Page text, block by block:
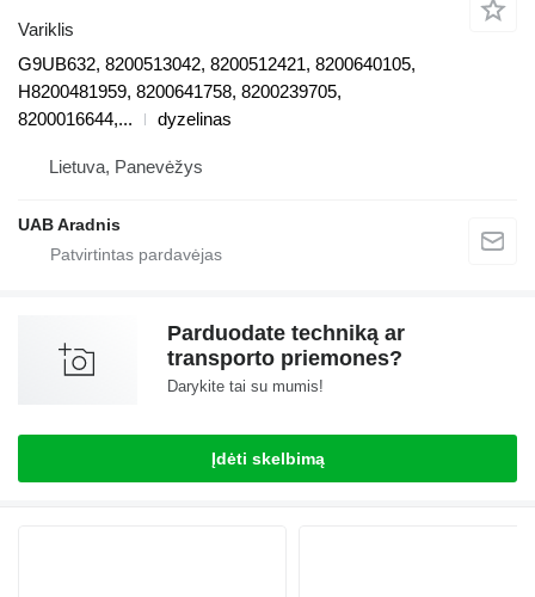
Variklis
G9UB632, 8200513042, 8200512421, 8200640105,
H8200481959, 8200641758, 8200239705,
8200016644,...
dyzelinas
Lietuva, Panevėžys
UAB Aradnis
Parduodate techniką ar
transporto priemones?
Darykite tai su mumis!
Įdėti skelbimą